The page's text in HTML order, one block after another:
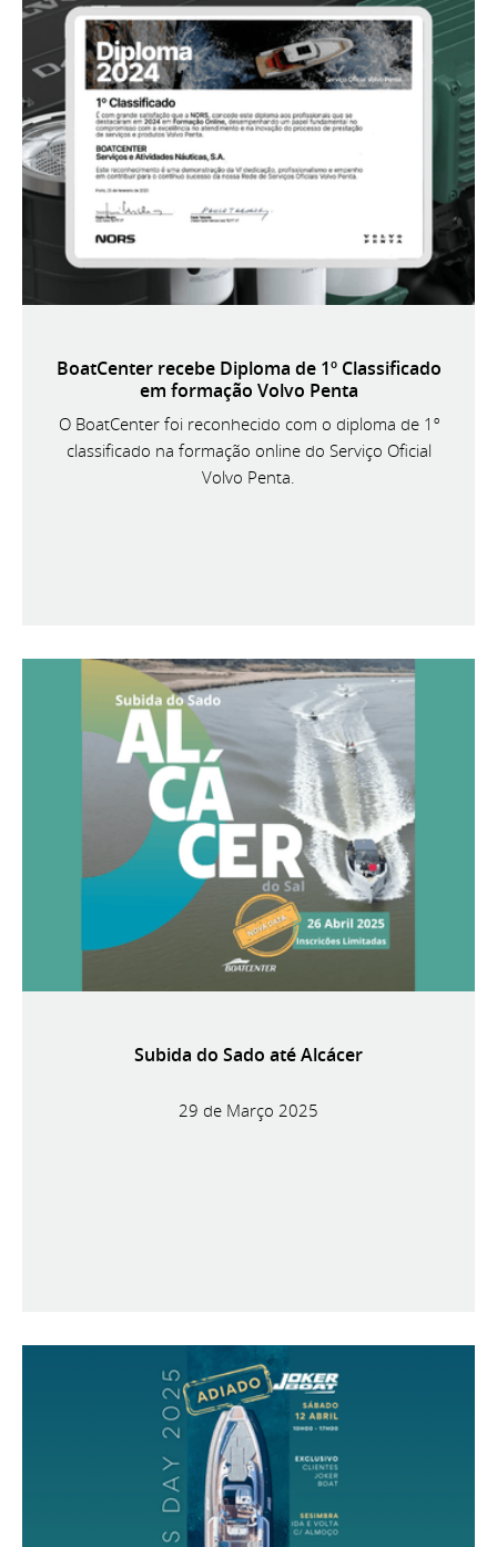
BoatCenter recebe Diploma de 1º Classificado
em formação Volvo Penta
O BoatCenter foi reconhecido com o diploma de 1º
classificado na formação online do Serviço Oficial
Volvo Penta.
Subida do Sado até Alcácer
29 de Março 2025